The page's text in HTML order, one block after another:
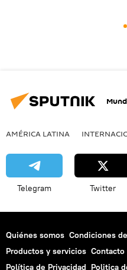
AMÉRICA LATINA
Telegram Twitter
Quiénes somos Condiciones
Productos y servicios Contacto
Política de Privacidad Politica